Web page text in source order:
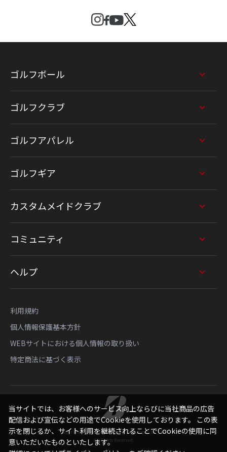
ゴルフボール
ゴルフクラブ
ゴルフアパレル
ゴルフギア
カスタムメイドクラブ
コミュニティ
ヘルプ
利用規約
個人情報保護基本方針
WEBサイトにおける個人情報の取り扱い
特定商法に基づく表示
Copyright © Bridgestone Sports Sales Japan Co., Ltd.
All Rights Reserved.
当サイトでは、お客様へのサービス向上ならびに当社商品の広告
配信および宣伝などの用途でCookieを使用しております。 この表
示を閉じるか、サイト利用を継続されることでCookieの使用に同
意いただいたものといたします。